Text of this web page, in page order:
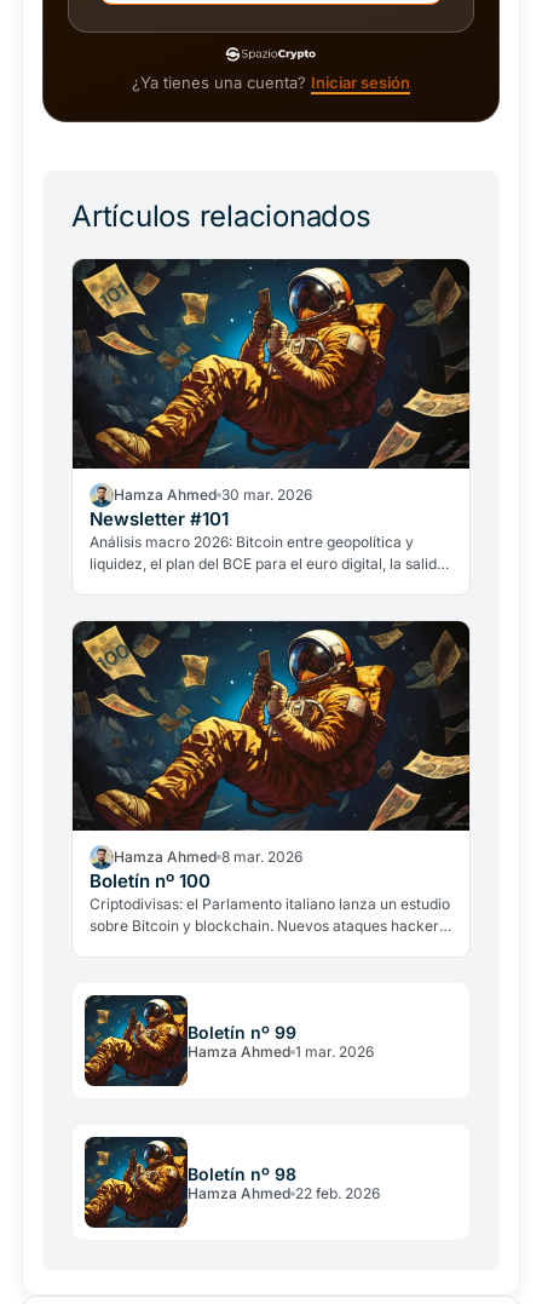
¿Ya tienes una cuenta? Iniciar sesión
Artículos relacionados
Hamza Ahmed 30 mar. 2026
Newsletter #101
Análisis macro 2026: Bitcoin entre geopolítica y
liquidez, el plan del BCE para el euro digital, la salida
Hamza Ahmed 8 mar. 2026
Boletín nº 100
Criptodivisas: el Parlamento italiano lanza un estudio
sobre Bitcoin y blockchain. Nuevos ataques hacker y
Boletín nº 99
Hamza Ahmed 1 mar. 2026
Boletín nº 98
Hamza Ahmed 22 feb. 2026